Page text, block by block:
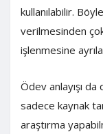
kullanılabilir.
verilmesinden
işlenmesine
Ödev anlayışı
sadece kaynak
araştırma